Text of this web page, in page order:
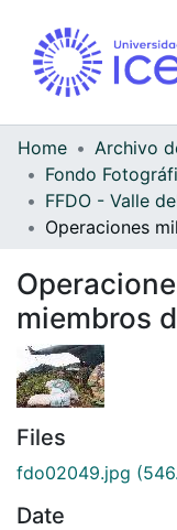
Home
miembros
Files
fdo02049.jpg
Date